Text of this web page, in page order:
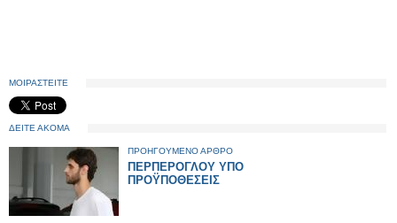
ΜΟΙΡΑΣΤΕΙΤΕ
ΔΕΙΤΕ ΑΚΟΜΑ
ΠΡΟΗΓΟΥΜΕΝΟ ΑΡΘΡΟ
ΠΕΡΠΕΡΟΓΛΟΥ ΥΠΟ
ΠΡΟΫΠΟΘΕΣΕΙΣ